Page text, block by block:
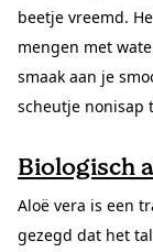
beetje vreemd.
mengen met
smaak aan je
scheutje nonisap
Biologisch
Aloë vera is een
gezegd dat het